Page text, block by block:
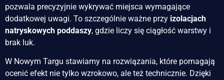
pozwala precyzyjnie wykrywać miejsca wymagające
dodatkowej uwagi. To szczególnie ważne przy izolacjach
natryskowych poddaszy, gdzie liczy się ciągłość warstwy i
brak luk.
W Nowym Targu stawiamy na rozwiązania, które pomagają
ocenić efekt nie tylko wzrokowo, ale też technicznie. Dzięki